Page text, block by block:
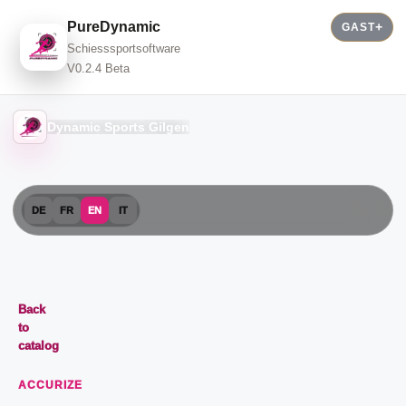
PureDynamic
Schiesssportsoftware
V0.2.4 Beta
GAST
Dynamic Sports Gilgen
DE FR EN IT
Back
to
catalog
ACCURIZE